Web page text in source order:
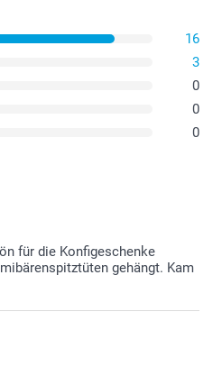
16
3
0
0
0
für die Konfigeschenke
gehängt. Kam